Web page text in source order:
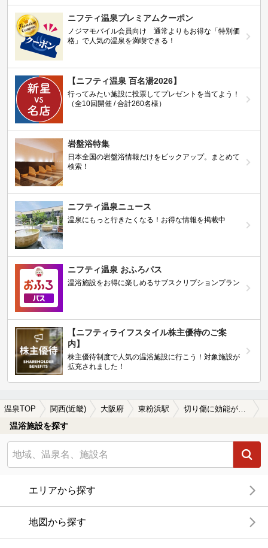
ニフティ温泉プレミアムクーポン
ノジマモバイル会員向け 通常よりもお得な「特別価
格」で人気の温泉を満喫できる！
【ニフティ温泉 百名湯2026】
行ってみたい施設に投票してプレゼントを当てよう！
（全10回開催 / 合計260名様）
岩盤浴特集
日本全国の岩盤浴情報だけをピックアップ。まとめて
検索！
ニフティ温泉ニュース
温泉にもっと行きたくなる！お得な情報を掲載中
ニフティ温泉 おふろパス
温浴施設をお得に楽しめるサブスクリプションプラン
【ニフティライフスタイル株主優待のご案
内】
株主優待制度で人気の温浴施設に行こう！対象施設が
拡充されました！
温泉TOP 関西(近畿) 大阪府 東粉浜駅 切り傷に効能がある東粉浜駅近くの温泉、日帰り温泉、スーパー銭湯おすすめ
温浴施設を探す
エリアから探す
地図から探す